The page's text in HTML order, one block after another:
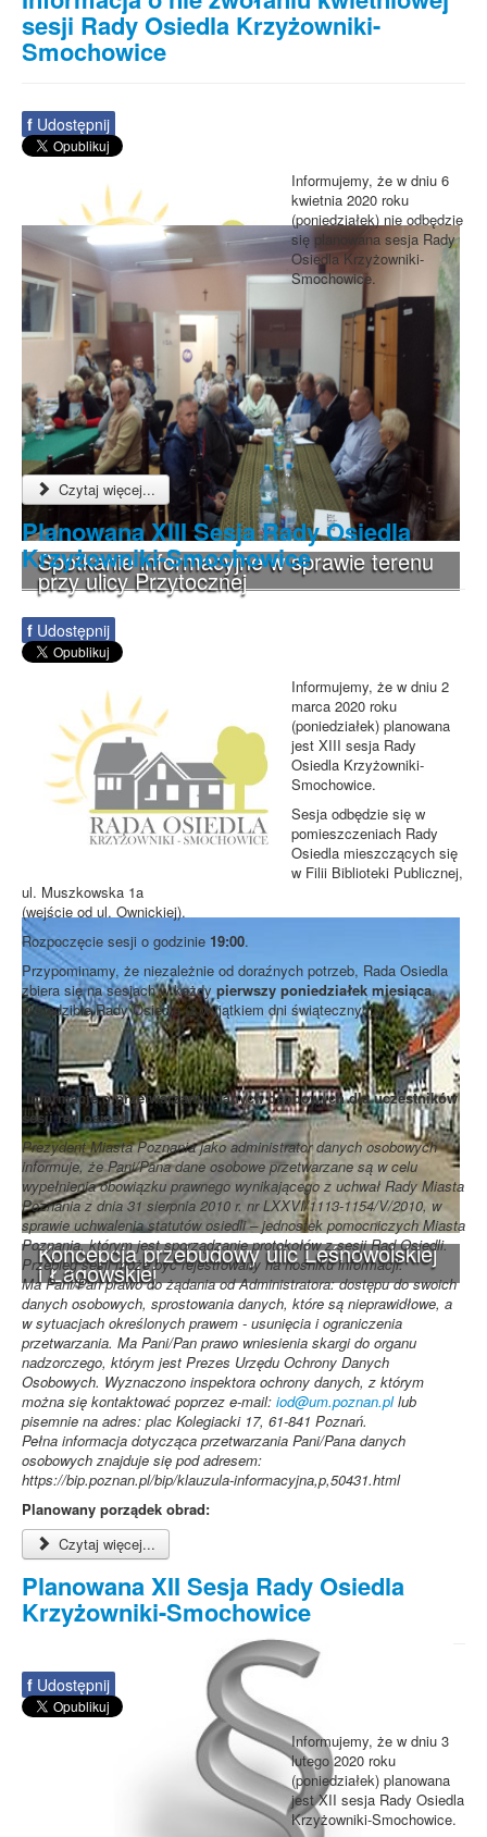
Spotkanie informacyjne w sprawie terenu
przy ulicy Przytocznej
Koncepcja przebudowy ulic Leśnowolskiej
i Łagowskiej
sesji Rady Osiedla Krzyżowniki-
Smochowice
f Udostępnij
Informujemy, że w dniu 6
kwietnia 2020 roku
(poniedziałek) nie odbędzie
się planowana sesja Rady
Osiedla Krzyżowniki-
Smochowice.
Czytaj więcej...
Planowana XIII Sesja Rady Osiedla
Krzyżowniki-Smochowice
f Udostępnij
Informujemy, że w dniu 2
marca 2020 roku
(poniedziałek) planowana
jest XIII sesja Rady
Osiedla Krzyżowniki-
Smochowice.
Sesja odbędzie się w
pomieszczeniach Rady
Osiedla mieszczących się
w Filii Biblioteki Publicznej,
ul. Muszkowska 1a
(wejście od ul. Ownickiej).
Rozpoczęcie sesji o godzinie 19:00.
Przypominamy, że niezależnie od doraźnych potrzeb, Rada Osiedla
zbiera się na sesjach w każdypierwszy poniedziałek miesiąca,
w siedzibie Rady Osiedla (z wyjątkiem dni świątecznych).
Informacje o przetwarzaniu danych osobowych dla uczestników
sesji rad osiedli.
Prezydent Miasta Poznania jako administrator danych osobowych
informuje, że Pani/Pana dane osobowe przetwarzane są w celu
wypełnienia obowiązku prawnego wynikającego z uchwał Rady Miasta
Poznania z dnia 31 sierpnia 2010 r. nr LXXVI/1113-1154/V/2010, w
sprawie uchwalenia statutów osiedli – jednostek pomocniczych Miasta
Poznania, którym jest sporządzanie protokołów z sesji Rad Osiedli.
Przebieg sesji może być rejestrowany na nośniku informacji.
Ma Pani/Pan prawo do żądania od Administratora: dostępu do swoich
danych osobowych, sprostowania danych, które są nieprawidłowe, a
w sytuacjach określonych prawem - usunięcia i ograniczenia
przetwarzania. Ma Pani/Pan prawo wniesienia skargi do organu
nadzorczego, którym jest Prezes Urzędu Ochrony Danych
Osobowych. Wyznaczono inspektora ochrony danych, z którym
można się kontaktować poprzez e-mail: iod@um.poznan.pllub
pisemnie na adres: plac Kolegiacki 17, 61-841 Poznań.
Pełna informacja dotycząca przetwarzania Pani/Pana danych
osobowych znajduje się pod adresem:
https://bip.poznan.pl/bip/klauzula-informacyjna,p,50431.html
Planowany porządek obrad:
Czytaj więcej...
Planowana XII Sesja Rady Osiedla
Krzyżowniki-Smochowice
f Udostępnij
Informujemy, że w dniu 3
lutego 2020 roku
(poniedziałek) planowana
jest XII sesja Rady Osiedla
Krzyżowniki-Smochowice.